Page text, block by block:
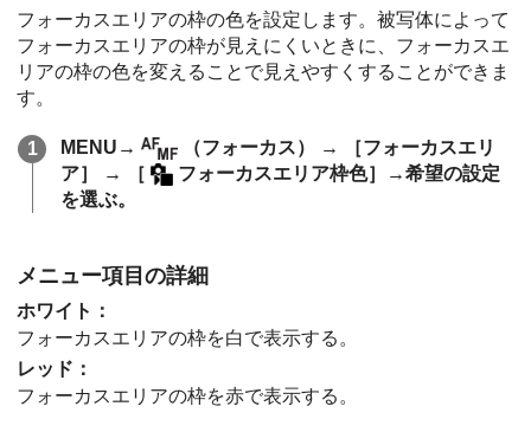
フォーカスエリアの枠の色を設定します。被写体によって
フォーカスエリアの枠が見えにくいときに、フォーカスエ
リアの枠の色を変えることで見えやすくすることができま
す。
MENU → （フォーカス） →
［フォーカスエリ
ア］
→ ［ フォーカスエリア枠色］
→希望の設定
を選ぶ。
メニュー項目の詳細
ホワイト ：
フォーカスエリアの枠を白で表示する。
レッド ：
フォーカスエリアの枠を赤で表示する。